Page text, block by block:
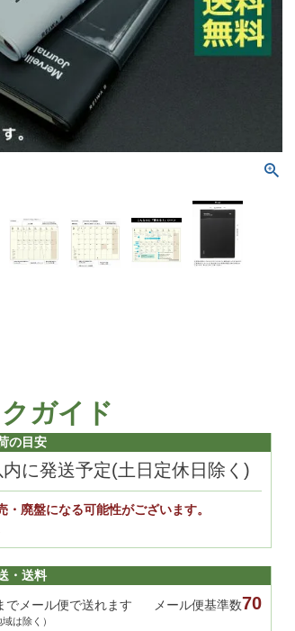
ガイド
の目安
に発送予定(土日定休日除く)
廃盤になる可能性がございます。
・送料
でメール便で送れます メール便基準数70
は除く）